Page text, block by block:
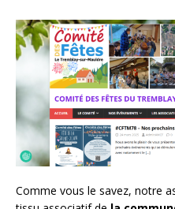
Comme vous le savez, notre